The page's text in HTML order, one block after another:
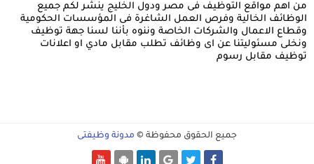
من اهم مواقع التوظيف فى مصر ودول الخليج ينشر لكم جميع
الوظائف الخالية وفرص العمل الشاغرة فى المؤسسات الحكومية
وقطاع الاعمال والشركات الخاصة وننوه بأننا لسنا جهة توظيف
ونخلى مسئوليتنا عن اى وظائف تطلب مقابل مادي او اعلانات
توظيف مقابل رسوم
جميع الحقوق محفوظة © مدونة وظيفتى